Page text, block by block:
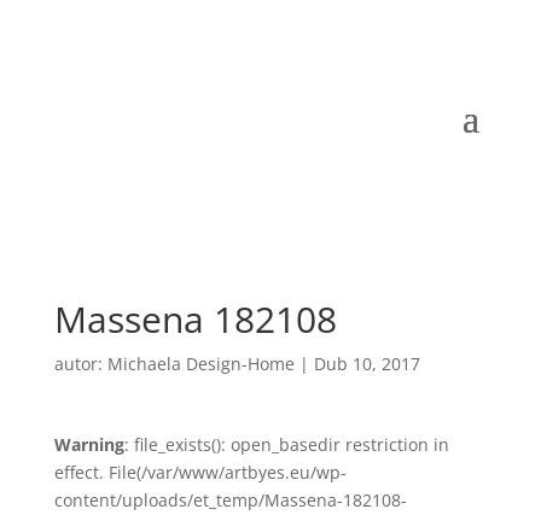
Massena 182108
autor: Michaela Design-Home | Dub 10, 2017
Warning: file_exists(): open_basedir restriction in
effect. File(/var/www/artbyes.eu/wp-
content/uploads/et_temp/Massena-182108-